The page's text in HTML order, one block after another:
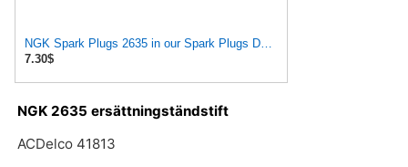
NGK Spark Plugs 2635 in our Spark Plugs Department
7.30$
NGK 2635 ersättningständstift
ACDelco 41813